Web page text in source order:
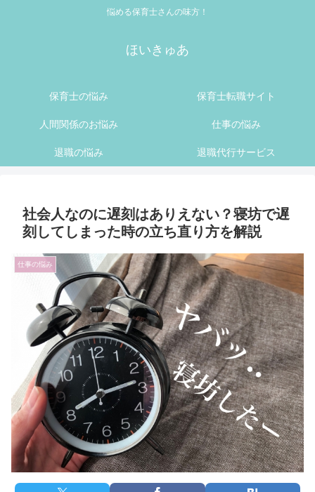
悩める保育士さんの味方！
ほいきゅあ
保育士の悩み 保育士転職サイト
人間関係のお悩み 仕事の悩み
退職の悩み 退職代行サービス
社会人なのに遅刻はありえない？寝坊で遅
刻してしまった時の立ち直り方を解説
仕事の悩み